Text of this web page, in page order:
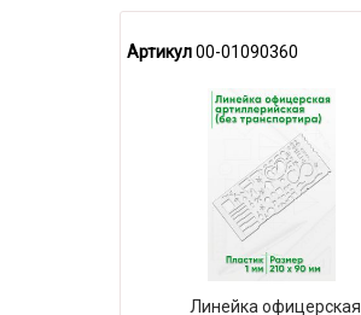
Артикул00-01090360
Линейка офицерская